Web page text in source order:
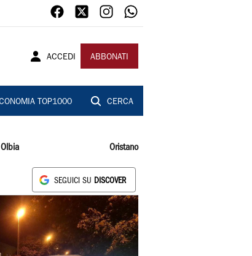
ACCEDI ABBONATI
TOP1000 CERCA
Olbia Oristano
SEGUICI SU DISCOVER